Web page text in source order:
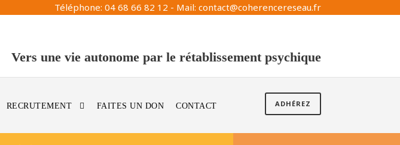
Téléphone: 04 68 66 82 12 - Mail: contact@coherencereseau.fr
Vers une vie autonome par le rétablissement psychique
RECRUTEMENT FAITES UN DON CONTACT ADHÉREZ